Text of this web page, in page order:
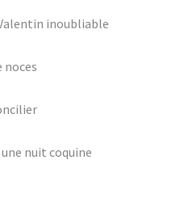
inoubliable
noces
une nuit coquine